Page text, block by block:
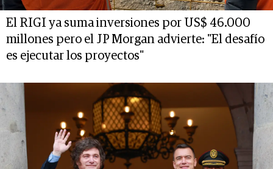
El RIGI ya suma inversiones por US$ 46.000
millones pero el JP Morgan advierte: "El desafío
es ejecutar los proyectos"